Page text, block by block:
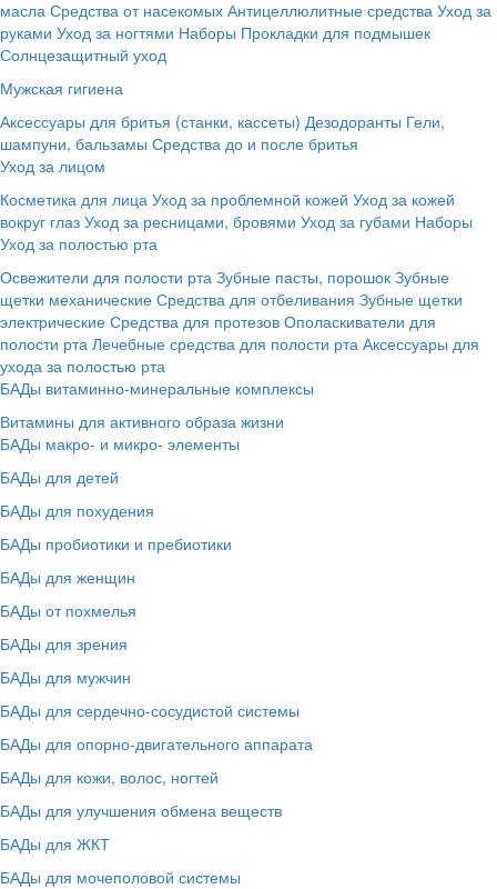
масла Средства от насекомых Антицеллюлитные средства Уход за
руками Уход за ногтями Наборы Прокладки для подмышек
Солнцезащитный уход
Мужская гигиена
Аксессуары для бритья (станки, кассеты) Дезодоранты Гели,
шампуни, бальзамы Средства до и после бритья
Уход за лицом
Косметика для лица Уход за проблемной кожей Уход за кожей
вокруг глаз Уход за ресницами, бровями Уход за губами Наборы
Уход за полостью рта
Освежители для полости рта Зубные пасты, порошок Зубные
щетки механические Средства для отбеливания Зубные щетки
электрические Средства для протезов Ополаскиватели для
полости рта Лечебные средства для полости рта Аксессуары для
ухода за полостью рта
БАДы витаминно-минеральные комплексы
Витамины для активного образа жизни
БАДы макро- и микро- элементы
БАДы для детей
БАДы для похудения
БАДы пробиотики и пребиотики
БАДы для женщин
БАДы от похмелья
БАДы для зрения
БАДы для мужчин
БАДы для сердечно-сосудистой системы
БАДы для опорно-двигательного аппарата
БАДы для кожи, волос, ногтей
БАДы для улучшения обмена веществ
БАДы для ЖКТ
БАДы для мочеполовой системы